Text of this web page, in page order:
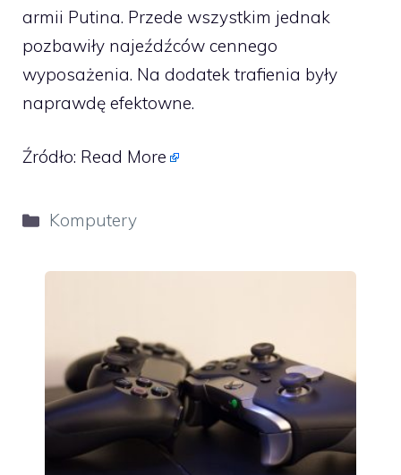
armii Putina. Przede wszystkim jednak
pozbawiły najeźdźców cennego
wyposażenia. Na dodatek trafienia były
naprawdę efektowne.
Źródło: Read More
Kategorie
Komputery